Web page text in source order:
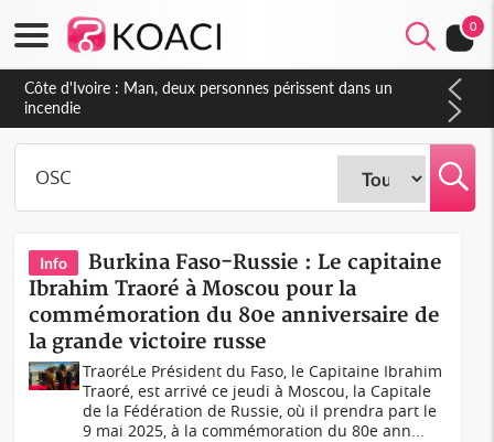
0
Côte d'Ivoire : Séileu, la célébration de la fête nationale
transformée en vaste campagne contre les produits
dépigmentants dangereux
Info
Burkina Faso-Russie : Le capitaine
Ibrahim Traoré à Moscou pour la
commémoration du 80e anniversaire de
la grande victoire russe
TraoréLe Président du Faso, le Capitaine Ibrahim
Traoré, est arrivé ce jeudi à Moscou, la Capitale
de la Fédération de Russie, où il prendra part le
9 mai 2025, à la commémoration du 80e ann...